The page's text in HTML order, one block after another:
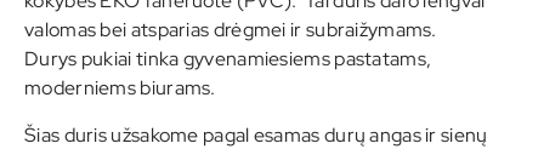
valomas bei atsparias drėgmei ir subraižymams.
Durys pukiai tinka gyvenamiesiems pastatams,
moderniems biurams.
Šias duris užsakome pagal esamas durų angas ir sienų